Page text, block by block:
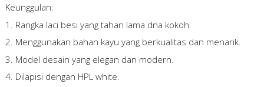
Keunggulan:
1. Rangka laci besi yang tahan lama dna kokoh.
2. Menggunakan bahan kayu yang berkualitas dan menarik.
3. Model desain yang elegan dan modern.
4. Dilapisi dengan HPL white.